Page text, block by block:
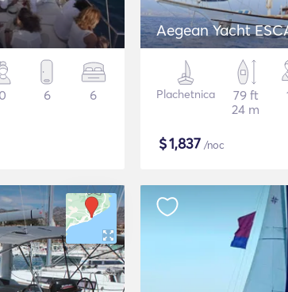
6 6
Aegean Yacht
Plachetnica
79 ft
24 m
$1,837 /noc